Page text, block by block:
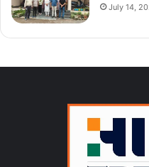
July 14,